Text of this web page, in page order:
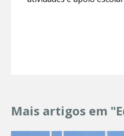
Mais artigos em